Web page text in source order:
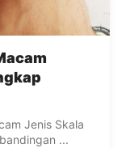
Jenis Skala
...